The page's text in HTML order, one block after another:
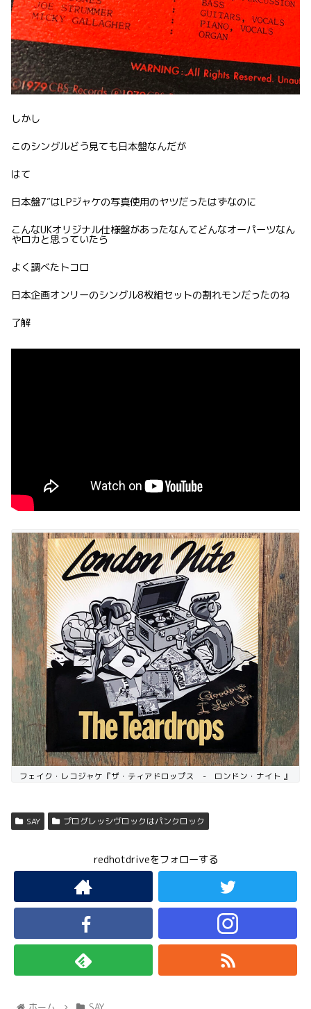
しかし
このシングルどう見ても日本盤なんだが
はて
日本盤7″はLPジャケの写真使用のヤツだったはずなのに
こんなUKオリジナル仕様盤があったなんてどんなオーパーツなん
やロカと思っていたら
よく調べたトコロ
日本企画オンリーのシングル8枚組セットの割れモンだったのね
了解
フェイク・レコジャケ『ザ・ティアドロップス - ロンドン・ナイト 』
SAY プログレッシヴロックはパンクロック
redhotdriveをフォローする